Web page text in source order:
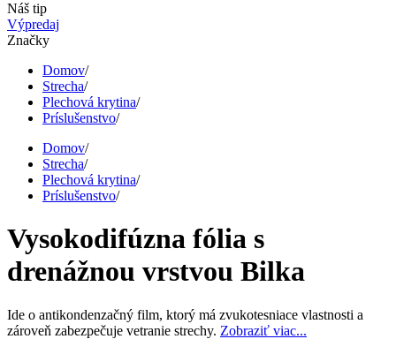
Náš tip
Výpredaj
Značky
Domov/
Strecha/
Plechová krytina/
Príslušenstvo/
Domov/
Strecha/
Plechová krytina/
Príslušenstvo/
Vysokodifúzna fólia s
drenážnou vrstvou Bilka
Ide o antikondenzačný film, ktorý má zvukotesniace vlastnosti a
zároveň zabezpečuje vetranie strechy. Zobraziť viac...